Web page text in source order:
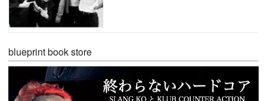
blueprint book store